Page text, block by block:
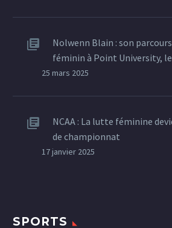
Nolwenn Blain : son
féminin à Point University,
25 mars 2025
NCAA : La lutte féminine
de championnat
17 janvier 2025
SPORTS